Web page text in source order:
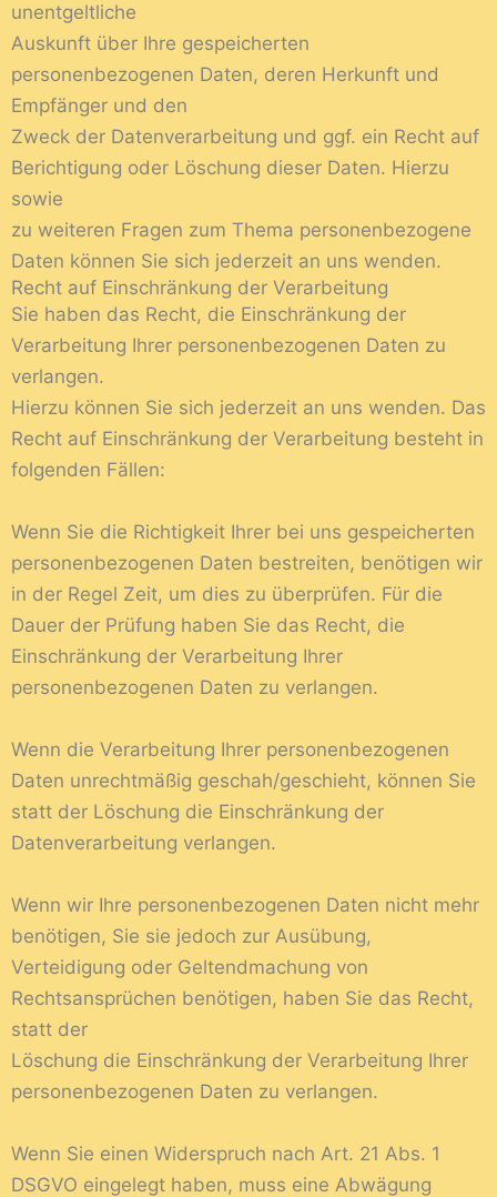
unentgeltliche
Auskunft über Ihre gespeicherten
personenbezogenen Daten, deren Herkunft und
Empfänger und den
Zweck der Datenverarbeitung und ggf. ein Recht auf
Berichtigung oder Löschung dieser Daten. Hierzu
sowie
zu weiteren Fragen zum Thema personenbezogene
Daten können Sie sich jederzeit an uns wenden.
Recht auf Einschränkung der Verarbeitung
Sie haben das Recht, die Einschränkung der
Verarbeitung Ihrer personenbezogenen Daten zu
verlangen.
Hierzu können Sie sich jederzeit an uns wenden. Das
Recht auf Einschränkung der Verarbeitung besteht in
folgenden Fällen:
Wenn Sie die Richtigkeit Ihrer bei uns gespeicherten
personenbezogenen Daten bestreiten, benötigen wir
in der Regel Zeit, um dies zu überprüfen. Für die
Dauer der Prüfung haben Sie das Recht, die
Einschränkung der Verarbeitung Ihrer
personenbezogenen Daten zu verlangen.
Wenn die Verarbeitung Ihrer personenbezogenen
Daten unrechtmäßig geschah/geschieht, können Sie
statt der Löschung die Einschränkung der
Datenverarbeitung verlangen.
Wenn wir Ihre personenbezogenen Daten nicht mehr
benötigen, Sie sie jedoch zur Ausübung,
Verteidigung oder Geltendmachung von
Rechtsansprüchen benötigen, haben Sie das Recht,
statt der
Löschung die Einschränkung der Verarbeitung Ihrer
personenbezogenen Daten zu verlangen.
Wenn Sie einen Widerspruch nach Art. 21 Abs. 1
DSGVO eingelegt haben, muss eine Abwägung